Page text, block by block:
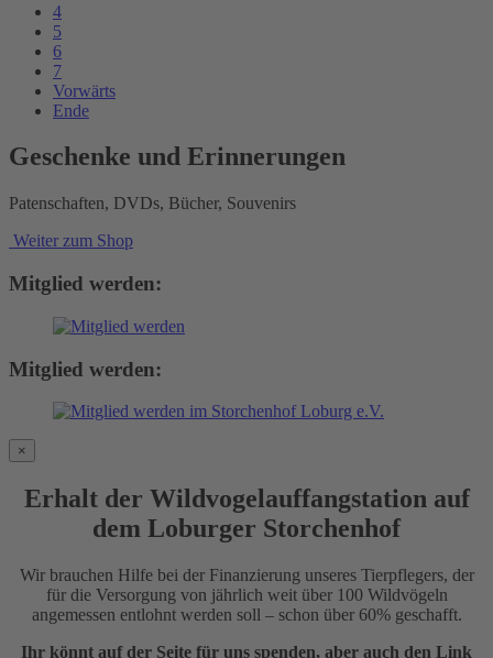
4
5
6
7
Vorwärts
Ende
Geschenke und Erinnerungen
Patenschaften, DVDs, Bücher, Souvenirs
Weiter zum Shop
Mitglied werden:
Mitglied werden:
×
Erhalt der Wildvogelauffangstation auf
dem Loburger Storchenhof
Wir brauchen Hilfe bei der Finanzierung unseres Tierpflegers, der
für die Versorgung von jährlich weit über 100 Wildvögeln
angemessen entlohnt werden soll – schon über 60% geschafft.
Ihr könnt auf der Seite für uns spenden, aber auch den Link